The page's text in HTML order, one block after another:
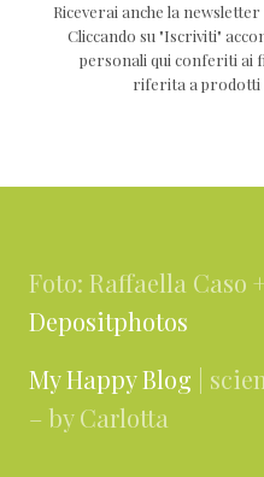
Riceverai anche la
Cliccando su "Iscriviti"
personali qui conferiti ai
riferita a prodotti
Foto: Raffaella Caso
Depositphotos
My Happy Blog |
– by Carlotta